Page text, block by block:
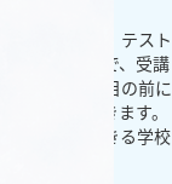
たのですが、テスト
習のおかげで、受講
は先生方が目の前に
ても安心できます。
の勉強ができる学校